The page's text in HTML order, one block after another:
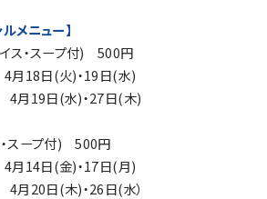
メニュー】
ス・スープ付) 500円
4月18日(火)・19日(水)
4月19日(水)・27日(木)
スープ付) 500円
4月14日(金)・17日(月)
月20日(木)・26日(水）